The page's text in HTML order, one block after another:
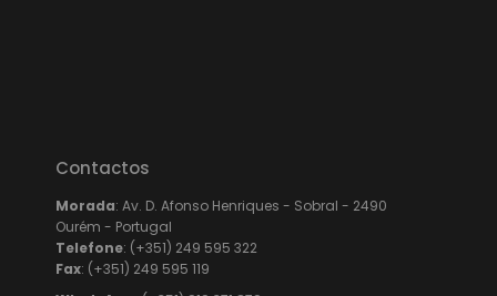
Contactos
Morada: Av. D. Afonso Henriques - Sobral - 2490
Ourém - Portugal
Telefone: (+351) 249 595 322
Fax: (+351) 249 595 119